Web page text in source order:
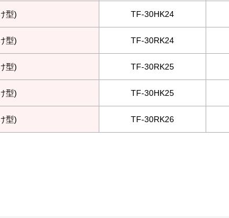
型) TF-30HK24
型) TF-30RK24
型) TF-30RK25
型) TF-30HK25
型) TF-30RK26